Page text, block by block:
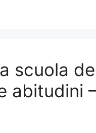
scuola
abitudini